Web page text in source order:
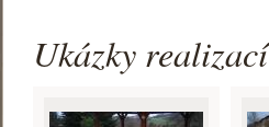
Ukázky realizací